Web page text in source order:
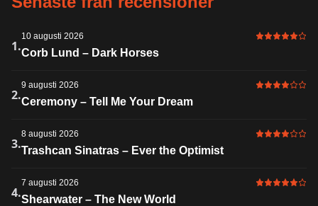
1.
10 augusti 2026 5 av 6 i
Corb Lund – Dark Horses
2.
9 augusti 2026 4 av 6 i
Ceremony – Tell Me Your Dream
3.
8 augusti 2026 4 av 6 i
Trashcan Sinatras – Ever the Optimist
4.
7 augusti 2026 5 av 6 i
Shearwater – The New World